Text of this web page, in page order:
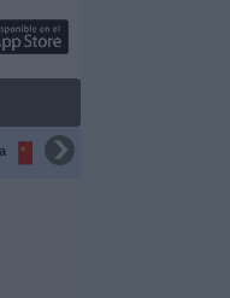
Torneo de Chengdú